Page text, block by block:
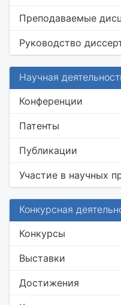
Преподаваемые
Руководство
Научная
Конференции
Патенты
Публикации
Участие в научных
Конкурсная
Конкурсы
Выставки
Достижения